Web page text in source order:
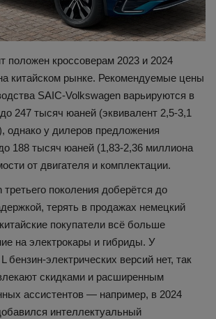
положен кроссоверам 2023 и 2024
китайском рынке. Рекомендуемые цены
SAIC-Volkswagen варьируются в
247 тысяч юаней (эквивалент 2,5-3,1
однако у дилеров предложения
188 тысяч юаней (1,83-2,36 миллиона
от двигателя и комплектации.
третьего поколения доберётся до
терять в продажах немецкий
китайские покупатели всё больше
на электрокары и гибриды. У
бензин-электрических версий нет, так
скидками и расширенным
ассистентов — например, в 2024
интеллектуальный